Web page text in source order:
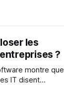
les
?
montre que
IT disent